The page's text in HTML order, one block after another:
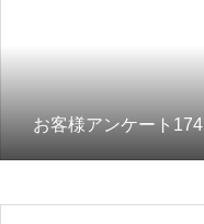
お客様アンケート174